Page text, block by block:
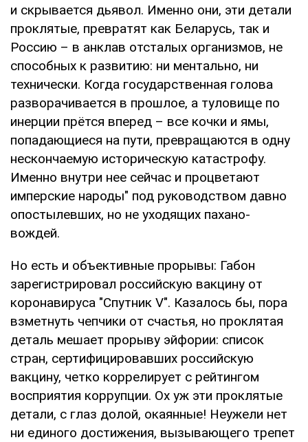
и скрывается дьявол. Именно они, эти детали
проклятые, превратят как Беларусь, так и
Россию – в анклав отсталых организмов, не
способных к развитию: ни ментально, ни
технически. Когда государственная голова
разворачивается в прошлое, а туловище по
инерции прётся вперед – все кочки и ямы,
попадающиеся на пути, превращаются в одну
нескончаемую историческую катастрофу.
Именно внутри нее сейчас и процветают
имперские народы" под руководством давно
опостылевших, но не уходящих пахано-
вождей.
Но есть и объективные прорывы: Габон
зарегистрировал российскую вакцину от
коронавируса "Спутник V". Казалось бы, пора
взметнуть чепчики от счастья, но проклятая
деталь мешает прорыву эйфории: список
стран, сертифицировавших российскую
вакцину, четко коррелирует с рейтингом
восприятия коррупции. Ох уж эти проклятые
детали, с глаз долой, окаянные! Неужели нет
ни единого достижения, вызывающего трепет